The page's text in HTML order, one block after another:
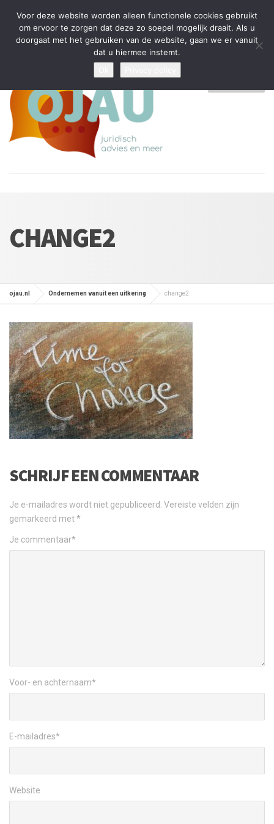
Tijdelijke stop: wegens drukte kan ik beperkt nieuwe zaken aannemen
en vragen beantwoorden
Algemene Voorwaarden
Disclaimer Privacybeleid
CHANGE2
ojau.nl Ondernemen vanuit een uitkering change2
SCHRIJF EEN COMMENTAAR
Je e-mailadres wordt niet gepubliceerd. Vereiste velden zijn
gemarkeerd met*
Je commentaar*
Voor- en achternaam*
E-mailadres*
Website
Voor deze website worden alleen functionele cookies gebruikt
om ervoor te zorgen dat deze zo soepel mogelijk draait. Als u
doorgaat met het gebruiken van de website, gaan we er vanuit
dat u hiermee instemt.